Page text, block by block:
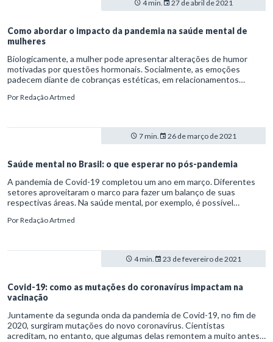
4 min. 27 de abril de 2021
Como abordar o impacto da pandemia na saúde mental de
mulheres
Biologicamente, a mulher pode apresentar alterações de humor
motivadas por questões hormonais. Socialmente, as emoções
padecem diante de cobranças estéticas, em relacionamentos
trabalho. Logo, é comum entre o público feminino haver sobrecarga
PorRedação Artmed
7 min. 26 de março de 2021
Saúde mental no Brasil: o que esperar no pós-pandemia
A pandemia de Covid-19 completou um ano em março. Diferentes
setores aproveitaram o marco para fazer um balanço de suas
respectivas áreas. Na saúde mental, por exemplo, é possível
depressão e burnout – especialmente entre profissionais da linha
PorRedação Artmed
4 min. 23 de fevereiro de 2021
Covid-19: como as mutações do coronavírus impactam na
vacinação
Juntamente da segunda onda da pandemia de Covid-19, no fim de
2020, surgiram mutações do novo coronavírus. Cientistas
acreditam, no entanto, que algumas delas remontem a muito antes